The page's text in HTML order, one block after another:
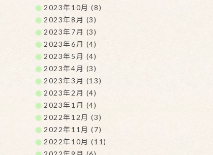
2023年10月 (8)
2023年8月 (3)
2023年7月 (3)
2023年6月 (4)
2023年5月 (4)
2023年4月 (3)
2023年3月 (13)
2023年2月 (4)
2023年1月 (4)
2022年12月 (3)
2022年11月 (7)
2022年10月 (11)